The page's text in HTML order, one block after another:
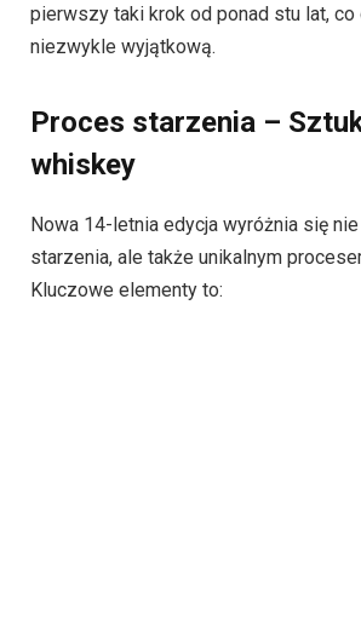
pierwszy taki krok od ponad stu lat, co
niezwykle wyjątkową.
Proces starzenia –
whiskey
Nowa 14-letnia edycja wyróżnia się
starzenia, ale także unikalnym
Kluczowe elementy to: